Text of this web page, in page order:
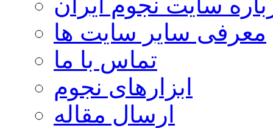
معرفی سایر سایت ها
تماس با ما
ابزارهای نجوم
ارسال مقاله